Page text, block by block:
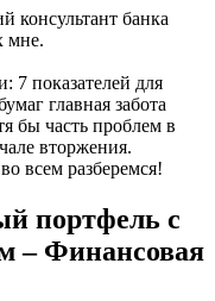
консультант банка
мне.
7 показателей для
главная забота
бы часть проблем в
вторжения.
всем разберемся!
портфель с
– Финансовая